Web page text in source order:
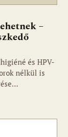
–
és HPV-
nélkül is